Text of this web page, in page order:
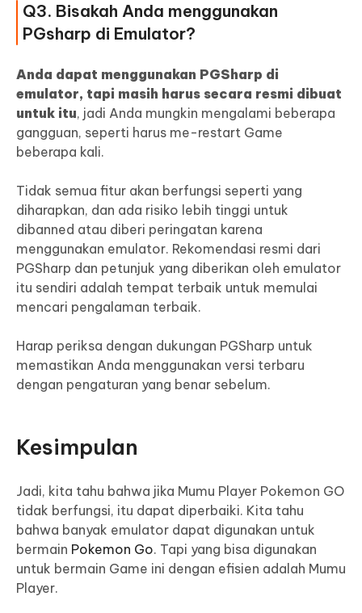
Q3. Bisakah Anda menggunakan
PGsharp di Emulator?
Anda dapat menggunakan PGSharp di
emulator, tapi masih harus secara resmi dibuat
untuk itu, jadi Anda mungkin mengalami beberapa
gangguan, seperti harus me-restart Game
beberapa kali.
Tidak semua fitur akan berfungsi seperti yang
diharapkan, dan ada risiko lebih tinggi untuk
dibanned atau diberi peringatan karena
menggunakan emulator. Rekomendasi resmi dari
PGSharp dan petunjuk yang diberikan oleh emulator
itu sendiri adalah tempat terbaik untuk memulai
mencari pengalaman terbaik.
Harap periksa dengan dukungan PGSharp untuk
memastikan Anda menggunakan versi terbaru
dengan pengaturan yang benar sebelum.
Kesimpulan
Jadi, kita tahu bahwa jika Mumu Player Pokemon GO
tidak berfungsi, itu dapat diperbaiki. Kita tahu
bahwa banyak emulator dapat digunakan untuk
bermain Pokemon Go. Tapi yang bisa digunakan
untuk bermain Game ini dengan efisien adalah Mumu
Player.